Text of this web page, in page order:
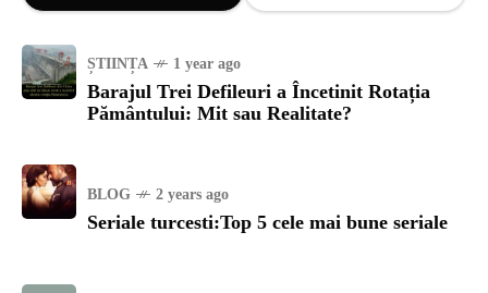
ȘTIINȚA 1 year ago
Barajul Trei Defileuri a Încetinit Rotația
Pământului: Mit sau Realitate?
BLOG 2 years ago
Seriale turcesti:Top 5 cele mai bune seriale